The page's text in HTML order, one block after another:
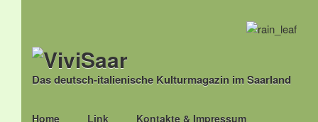
Das deutsch-italienische Kulturmagazin im Saarland
Main menu
Skip
Home Link
Kontakte & Impressum